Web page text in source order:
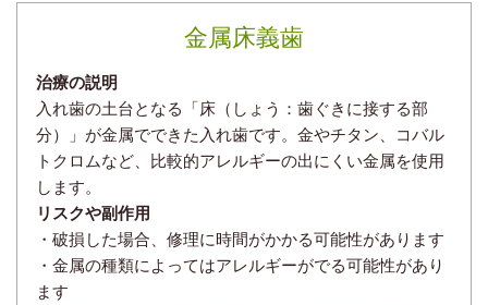
金属床義歯
治療の説明
入れ歯の土台となる「床（しょう：歯ぐきに接する部
分）」が金属でできた入れ歯です。金やチタン、コバル
トクロムなど、比較的アレルギーの出にくい金属を使用
します。
リスクや副作用
・破損した場合、修理に時間がかかる可能性があります
・金属の種類によってはアレルギーがでる可能性があり
ます